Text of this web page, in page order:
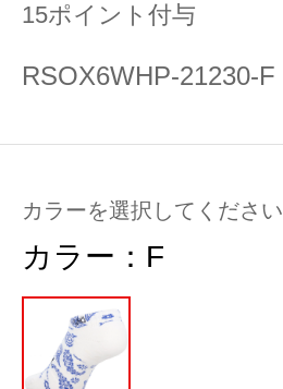
15ポイント付与
RSOX6WHP-21230-F
カラーを選択してください
カラー： F